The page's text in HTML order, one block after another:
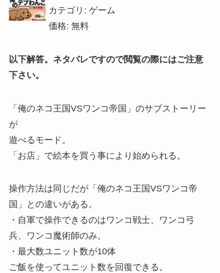
カテゴリ: ゲーム
価格: 無料
以下解答。ネタバレですので閲覧の際にはご注意
下さい。
「俺のネコ王国VSワンコ帝国」のサブストーリー
が
遊べるモード。
「お店」で絵本を買う事により始められる。
操作方法は同じだが「俺のネコ王国VSワンコ帝
国」との違いがある。
・自軍で操作できるのはワンコ戦士、ワンコ弓
兵、ワンコ魔術師のみ。
・最大数ユニット数が10体
ご飯を使ってユニット数を回復できる。